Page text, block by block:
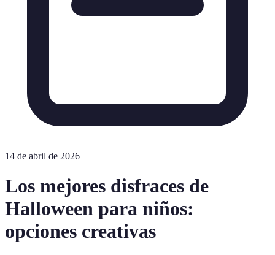
14 de abril de 2026
Los mejores disfraces de
Halloween para niños:
opciones creativas